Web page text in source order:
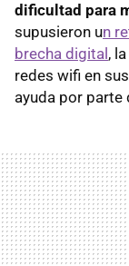
dificultad para
supusieron un
brecha digital ,
redes wifi en
ayuda por parte